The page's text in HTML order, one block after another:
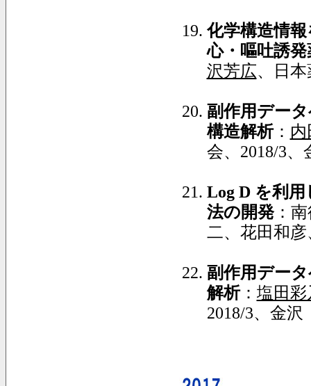
化学構造情
心・嘔吐誘
沢芳広、日本
副作用デー
構造解析：
会、2018/3、
Log D を利用
法の開発：
二、花田和彦
副作用デー
解析： 塩田彩
2018/3、金沢